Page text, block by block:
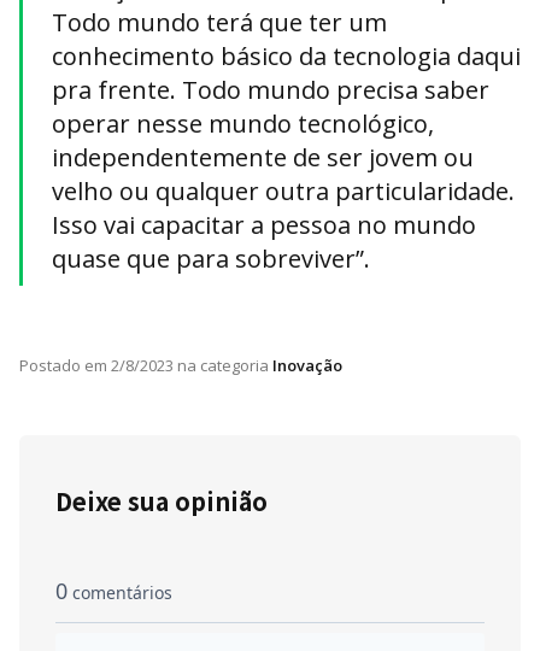
Todo mundo terá que ter um
conhecimento básico da tecnologia daqui
pra frente. Todo mundo precisa saber
operar nesse mundo tecnológico,
independentemente de ser jovem ou
velho ou qualquer outra particularidade.
Isso vai capacitar a pessoa no mundo
quase que para sobreviver”.
Postado em 2/8/2023 na categoria Inovação
Deixe sua opinião